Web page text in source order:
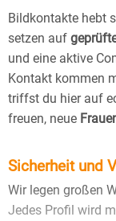
Bildkontakte hebt
setzen auf
und eine aktive
Kontakt kommen
triffst du hier auf
freuen, neue
Sicherheit und
Wir legen großen
Jedes Profil wird